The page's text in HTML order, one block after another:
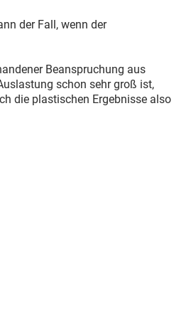
der Fall, wenn der
Beanspruchung aus
schon sehr groß ist,
die plastischen Ergebnisse also